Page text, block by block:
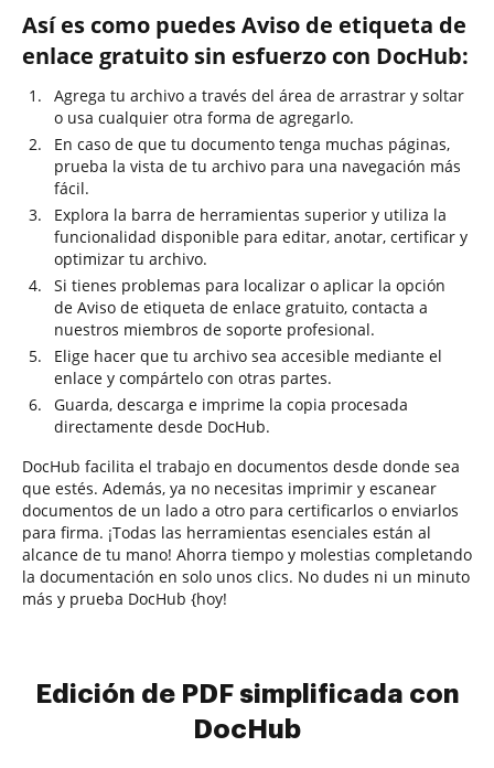
Así es como puedes Aviso de etiqueta de
enlace gratuito sin esfuerzo con DocHub:
Agrega tu archivo a través del área de arrastrar y soltar
o usa cualquier otra forma de agregarlo.
En caso de que tu documento tenga muchas páginas,
prueba la vista de tu archivo para una navegación más
fácil.
Explora la barra de herramientas superior y utiliza la
funcionalidad disponible para editar, anotar, certificar y
optimizar tu archivo.
Si tienes problemas para localizar o aplicar la opción
de Aviso de etiqueta de enlace gratuito, contacta a
nuestros miembros de soporte profesional.
Elige hacer que tu archivo sea accesible mediante el
enlace y compártelo con otras partes.
Guarda, descarga e imprime la copia procesada
directamente desde DocHub.
DocHub facilita el trabajo en documentos desde donde sea
que estés. Además, ya no necesitas imprimir y escanear
documentos de un lado a otro para certificarlos o enviarlos
para firma. ¡Todas las herramientas esenciales están al
alcance de tu mano! Ahorra tiempo y molestias completando
la documentación en solo unos clics. No dudes ni un minuto
más y prueba DocHub {hoy!
Edición de PDF simplificada con
DocHub